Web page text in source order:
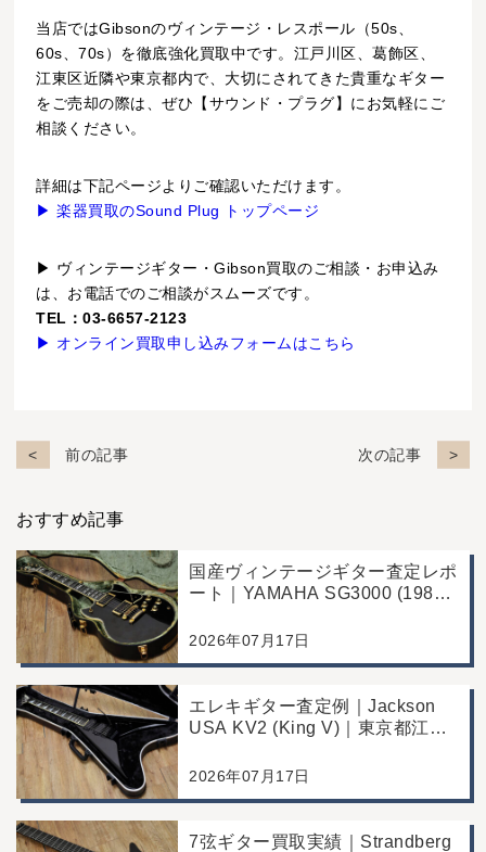
当店ではGibsonのヴィンテージ・レスポール（50s、
60s、70s）を徹底強化買取中です。江戸川区、葛飾区、
江東区近隣や東京都内で、大切にされてきた貴重なギター
をご売却の際は、ぜひ【サウンド・プラグ】にお気軽にご
相談ください。
詳細は下記ページよりご確認いただけます。
▶ 楽器買取のSound Plug トップページ
▶ ヴィンテージギター・Gibson買取のご相談・お申込み
は、お電話でのご相談がスムーズです。
TEL：03-6657-2123
▶ オンライン買取申し込みフォームはこちら
前の記事 次の記事
おすすめ記事
国産ヴィンテージギター査定レポ
ート｜YAMAHA SG3000 (1988
り店舗にて買取
2026年07月17日
エレキギター査定例｜Jackson
USA KV2 (King V)｜東京都江戸
2026年07月17日
7弦ギター買取実績｜Strandberg